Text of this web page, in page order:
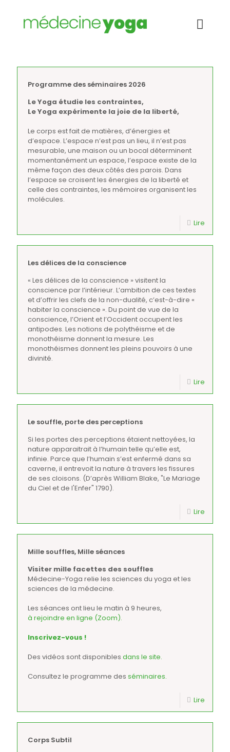
Programme des séminaires 2026
Le Yoga étudie les contraintes,
Le Yoga expérimente la joie de la liberté,
Le corps est fait de matières, d’énergies et
d’espace. L’espace n’est pas un lieu, il n’est pas
mesurable, une maison ou un bocal déterminent
momentanément un espace, l’espace existe de la
même façon des deux côtés des parois. Dans
l’espace se croisent les énergies de la liberté et
celle des contraintes, les mémoires organisent les
molécules.
Lire
Les délices de la conscience
« Les délices de la conscience » visitent la
conscience par l’intérieur. L’ambition de ces textes
et d’offrir les clefs de la non-dualité, c’est-à-dire «
habiter la conscience ». Du point de vue de la
conscience, l’Orient et l’Occident occupent les
antipodes. Les notions de polythéisme et de
monothéisme donnent la mesure. Les
monothéismes donnent les pleins pouvoirs à une
divinité.
Lire
Le souffle, porte des perceptions
Si les portes des perceptions étaient nettoyées, la
nature apparaitrait à l’humain telle qu’elle est,
infinie. Parce que l’humain s’est enfermé dans sa
caverne, il entrevoit la nature à travers les fissures
de ses cloisons. (D’après William Blake, "Le Mariage
du Ciel et de l'Enfer" 1790).
Lire
Mille souffles, Mille séances
Visiter mille facettes des souffles
Médecine-Yoga relie les sciences du yoga et les
sciences de la médecine.
Les séances ont lieu le matin à 9 heures,
à rejoindre en ligne (Zoom).
Inscrivez-vous !
Des vidéos sont disponibles dans le site.
Consultez le programme des séminaires.
Lire
Corps Subtil